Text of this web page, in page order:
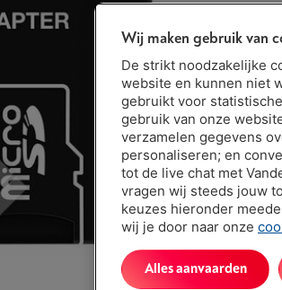
Wij maken gebruik van
De strikt noodzakelijke
website en kunnen niet
gebruikt voor
gebruik van onze
verzamelen gegevens
personaliseren; en
tot de live chat met
vragen wij steeds jouw
keuzes hieronder
wij je door naar onze
Alles aanvaarden